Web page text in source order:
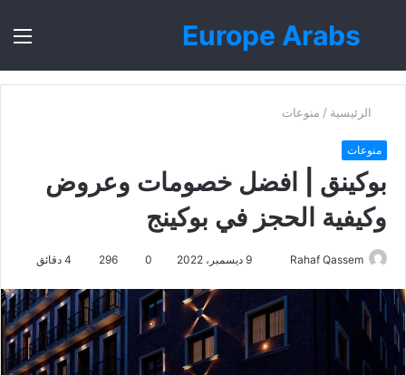
Europe Arabs
بحث
الرئيسية / منوعات
منوعات
بوكينق | افضل خصومات وعروض
وكيفية الحجز في بوكينج
Rahaf Qassem
إلكترونيا
9 ديسمبر، 2022 0
296